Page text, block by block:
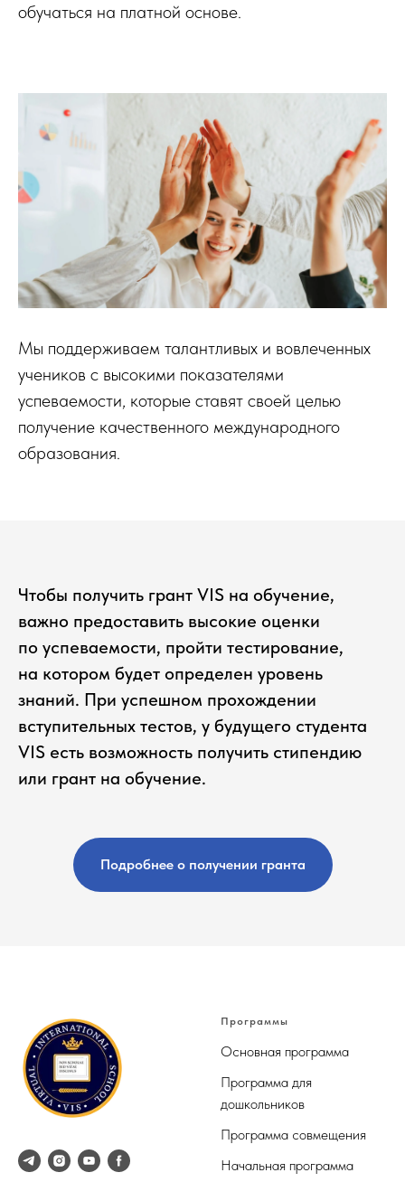
обучаться на платной основе.
Мы поддерживаем талантливых и вовлеченных
учеников с высокими показателями
успеваемости, которые ставят своей целью
получение качественного международного
образования.
Чтобы получить грант VIS на обучение,
важно предоставить высокие оценки
по успеваемости, пройти тестирование,
на котором будет определен уровень
знаний. При успешном прохождении
вступительных тестов, у будущего студента
VIS есть возможность получить стипендию
или грант на обучение.
Подробнее о получении гранта
Программы
Основная программа
Программа для
дошкольников
Программа совмещения
Начальная программа